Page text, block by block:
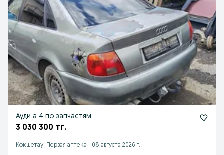
Ауди а 4 по запчастям
3 030 300 тг.
Кокшетау, Первая аптека - 08 августа 2026 г.